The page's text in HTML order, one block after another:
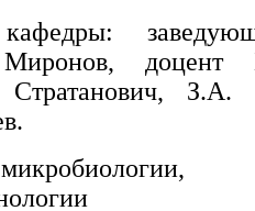
доцент